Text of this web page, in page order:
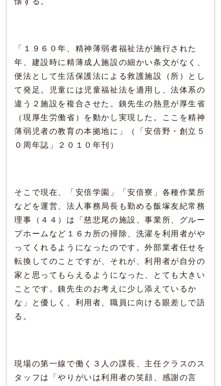
「１９６０年、精神薄弱者福祉法が施行された
年、建設時に精薄成人施設の細かい条文がなく、
便法として生活保護法による救護施設（所）とし
て発足。児童には児童福祉法を適用し、法体系の
違う２施設を複合させた。銕先生の熱意が厚生省
（現厚生労働省）を動かし実現した。ここを精神
薄弱児者の教育の本拠地に」（「安倍野・創立５
０周年誌」２０１０年刊）
そこで現在、「安倍学園」「安倍寮」各種作業所
などを運営、法人事務局長も勤める飯塚友紀常務
理事（４４）は「慈悲尾の施設、事業所、グルー
プホームなど１６カ所の掃除、洗濯を利用者がや
ってくれるようになったのです。外部業者任せを
転換してのことですが、それが、利用者が自分の
家と思ってもらえるようになった、とても大きい
ことです。銕先生のお考えに少し添えているか
な」と優しく、利用者、職員に向ける眼差しで語
る。
現場の第一線で働く３人の課長、主任クラスのス
タッフは「やりがいは利用者の笑顔、感謝の言